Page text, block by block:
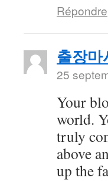
Répondre
출장마
25
Your
world.
truly
above
up the